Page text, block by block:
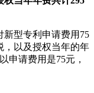
型专利申请费用75
，以及授权当年的年
申请费用是75元，